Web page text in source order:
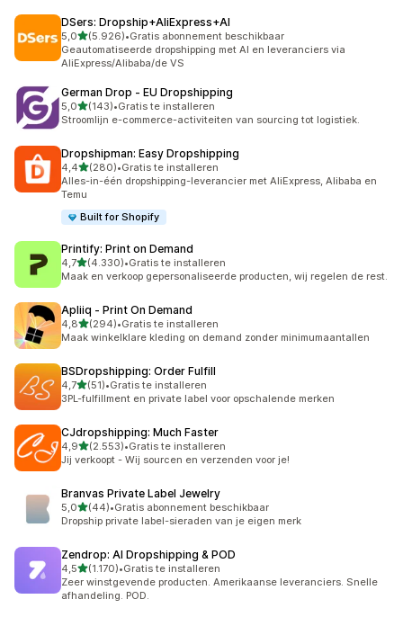
DSers: Dropship+AliExpress+AI
5,0van 5 sterren
(5.926)
5926 recensies in totaal
•Gratis abonnement beschikbaar
Geautomatiseerde dropshipping met AI en leveranciers via
AliExpress/Alibaba/de VS
German Drop ‑ EU Dropshipping
5,0van 5 sterren
(143)
143 recensies in totaal
•Gratis te installeren
Stroomlijn e-commerce-activiteiten van sourcing tot logistiek.
Dropshipman: Easy Dropshipping
4,4van 5 sterren
(280)
280 recensies in totaal
•Gratis te installeren
Alles-in-één dropshipping-leverancier met AliExpress, Alibaba en
Temu
Built for Shopify
Printify: Print on Demand
4,7van 5 sterren
(4.330)
4330 recensies in totaal
•Gratis te installeren
Maak en verkoop gepersonaliseerde producten, wij regelen de rest.
Apliiq ‑ Print On Demand
4,8van 5 sterren
(294)
294 recensies in totaal
•Gratis te installeren
Maak winkelklare kleding on demand zonder minimumaantallen
BSDropshipping: Order Fulfill
4,7van 5 sterren
(51)
51 recensies in totaal
•Gratis te installeren
3PL-fulfillment en private label voor opschalende merken
CJdropshipping: Much Faster
4,9van 5 sterren
(2.553)
2553 recensies in totaal
•Gratis te installeren
Jij verkoopt - Wij sourcen en verzenden voor je!
Branvas Private Label Jewelry
5,0van 5 sterren
(44)
44 recensies in totaal
•Gratis abonnement beschikbaar
Dropship private label-sieraden van je eigen merk
Zendrop: AI Dropshipping & POD
4,5van 5 sterren
(1.170)
1170 recensies in totaal
•Gratis te installeren
Zeer winstgevende producten. Amerikaanse leveranciers. Snelle
afhandeling. POD.